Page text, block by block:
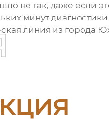
не так, даже если
минут
линия из города